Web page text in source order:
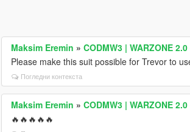
Maksim Eremin »CODMW3 | WARZONE
Please make this suit possible for Trevor to
Погледни контекста
Maksim Eremin »CODMW3 | WARZONE
🔥🔥🔥🔥🔥